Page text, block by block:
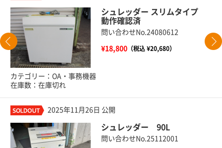
シュレッダー スリムタイプ
動作確認済
問い合わせNo.24080612
¥18,800（税込 ¥20,680）
カテゴリー：OA・事務機器
在庫数：在庫切れ
2025年11月26日 公開
シュレッダー 90L
問い合わせNo.25112001